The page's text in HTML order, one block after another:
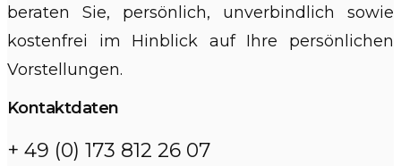
beraten Sie, persönlich, unverbindlich sowie
kostenfrei im Hinblick auf Ihre persönlichen
Vorstellungen.
Kontaktdaten
+ 49 (0) 173 812 26 07